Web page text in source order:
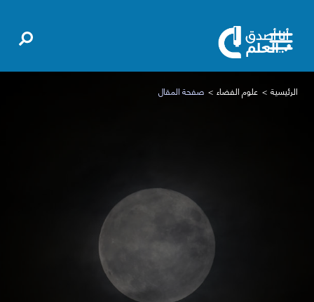
الرئيسية علوم الفضاء صفحة المقال